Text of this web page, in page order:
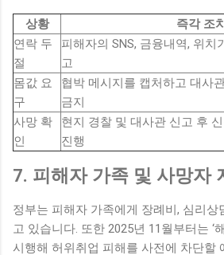
상황
즉각 조치
연락 두
절
피해자의 SNS, 금융내역, 위치
고
몸값 요
구
협박 메시지를 캡처하고 대사
금지
사망 확
인
현지 경찰 및 대사관 신고 후
진행
7. 피해자 가족 및 사망자
정부는 피해자 가족에게 장례비, 심리상
고 있습니다. 또한 2025년 11월부터는 ‘
시행해 허위취업 피해를 사전에 차단할